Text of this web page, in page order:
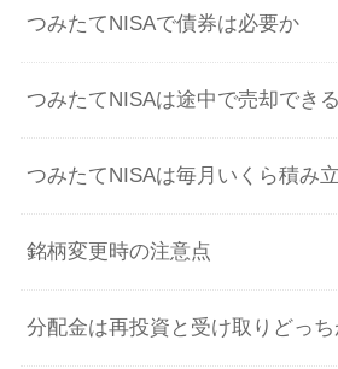
つみたてNISAで債券は必要か
つみたてNISAは途中で売却でき
つみたてNISAは毎月いくら積み
銘柄変更時の注意点
分配金は再投資と受け取りどっち